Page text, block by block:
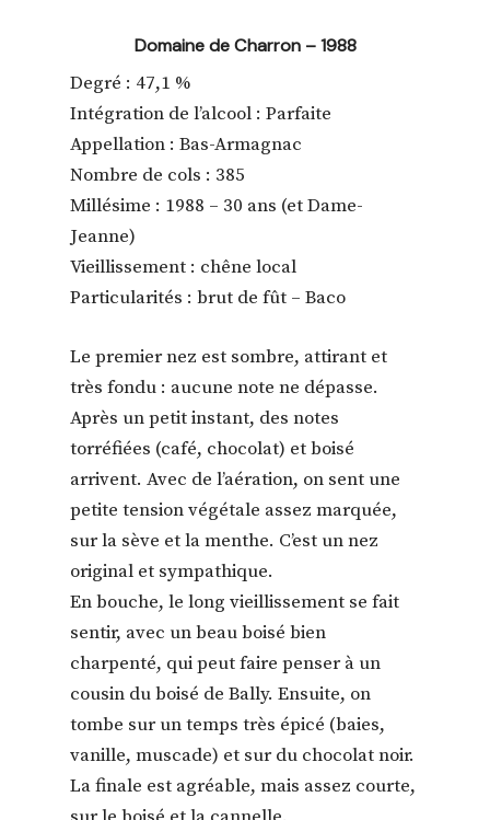
Domaine de Charron – 1988
Degré : 47,1 %
Intégration de l’alcool : Parfaite
Appellation : Bas-Armagnac
Nombre de cols : 385
Millésime : 1988 – 30 ans (et Dame-
Jeanne)
Vieillissement : chêne local
Particularités : brut de fût – Baco
Le premier nez est sombre, attirant et
très fondu : aucune note ne dépasse.
Après un petit instant, des notes
torréfiées (café, chocolat) et boisé
arrivent. Avec de l’aération, on sent une
petite tension végétale assez marquée,
sur la sève et la menthe. C’est un nez
original et sympathique.
En bouche, le long vieillissement se fait
sentir, avec un beau boisé bien
charpenté, qui peut faire penser à un
cousin du boisé de Bally. Ensuite, on
tombe sur un temps très épicé (baies,
vanille, muscade) et sur du chocolat noir.
La finale est agréable, mais assez courte,